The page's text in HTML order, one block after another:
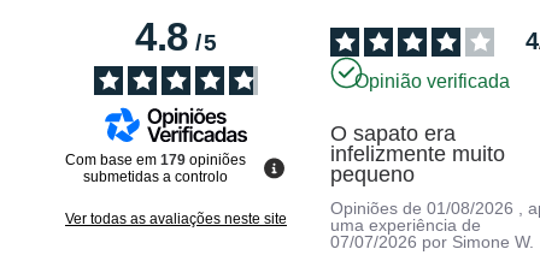
4.8/5
Com base em 179 opiniões
submetidas a controlo
Ver todas as avaliações neste site
4
Opinião verificada
O sapato era
infelizmente muito
pequeno
Opiniões de01/08/2026
,
uma experiência de
07/07/2026 por Simone W.